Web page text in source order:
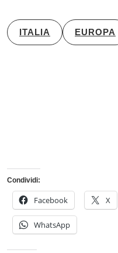
ITALIA EUROPA
Condividi:
Facebook X
WhatsApp